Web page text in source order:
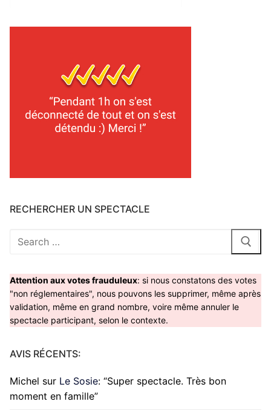
RECHERCHER UN SPECTACLE
Rechercher
Attention aux votes frauduleux: si nous constatons des votes
"non réglementaires", nous pouvons les supprimer, même après
validation, même en grand nombre, voire même annuler le
spectacle participant, selon le contexte.
AVIS RÉCENTS:
Michel sur Le Sosie: “Super spectacle. Très bon
moment en famille”